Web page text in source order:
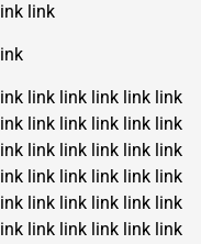
link link
link
link link link link link link
link link link link link link
link link link link link link
link link link link link link
link link link link link link
link link link link link link